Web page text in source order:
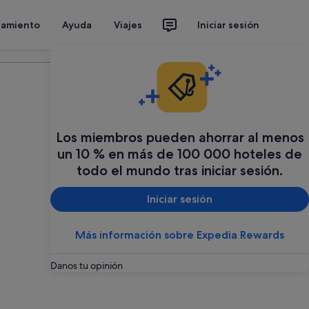
Ayuda Viajes Iniciar sesión
Los miembros pueden ahorrar al menos
un 10 % en más de 100 000 hoteles de
todo el mundo tras iniciar sesión.
Iniciar sesión
Más información sobre Expedia Rewards
Danos tu opinión